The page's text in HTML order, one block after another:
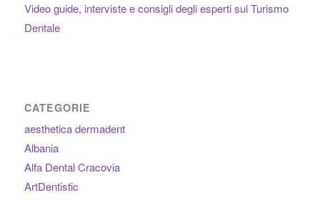
Video guide, interviste e consigli degli esperti sul Turismo
Dentale
CATEGORIE
aesthetica dermadent
Albania
Alfa Dental Cracovia
ArtDentistic